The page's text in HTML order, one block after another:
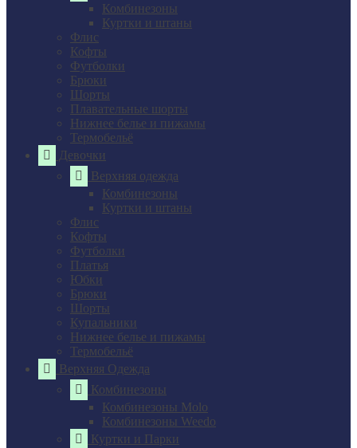
Комбинезоны
Куртки и штаны
Флис
Кофты
Футболки
Брюки
Шорты
Плавательные шорты
Нижнее белье и пижамы
Термобельё
Девочки
Верхняя одежда
Комбинезоны
Куртки и штаны
Флис
Кофты
Футболки
Платья
Юбки
Брюки
Шорты
Купальники
Нижнее белье и пижамы
Термобельё
Верхняя Одежда
Комбинезоны
Комбинезоны Molo
Комбинезоны Weedo
Куртки и Парки